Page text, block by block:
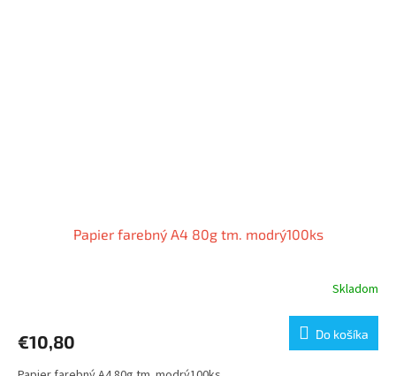
Papier farebný A4 80g tm. modrý100ks
Skladom
€10,80 Do košíka